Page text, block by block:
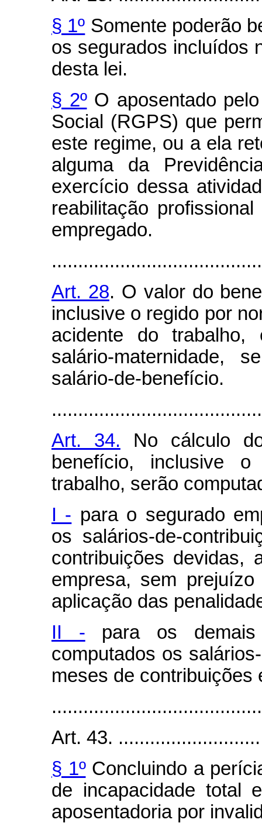
§ 1º Somente poderão
os segurados incluídos
desta lei.
§ 2ºO aposentado
Social (RGPS) que
este regime, ou a ela
alguma da
exercício dessa
reabilitação
empregado.
Art. 28. O valor do
inclusive o regido por
acidente do
salário-maternidade,
salário-de-benefício.
Art. 34. No cálculo
benefício, inclusive
trabalho, serão
I - para o segurado
os salários-de-
contribuições devidas,
empresa, sem
aplicação das
II - para os demais
computados os
meses de contribuições
Art. 43.
§ 1ºConcluindo a
de incapacidade total
aposentadoria por